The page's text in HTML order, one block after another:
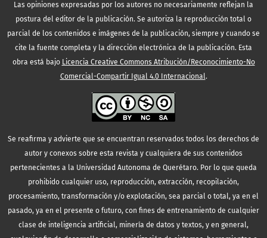
Las opiniones expresadas por los autores no necesariamente reflejan la
postura del editor de la publicación. Se autoriza la reproducción total o
parcial de los contenidos e imágenes de la publicación, siempre y cuando se
cite la fuente completa y la dirección electrónica de la publicación. Esta
obra está bajo Licencia Creative Commons Atribución/Reconocimiento-No
Comercial-Compartir Igual 4.0 Internacional.
Se reafirma y advierte que se encuentran reservados todos los derechos de
autor y conexos sobre esta revista y cualquiera de sus contenidos
pertenecientes a la Universidad Autonoma de Querétaro. Por lo que queda
prohibido cualquier uso, reproducción, extracción, recopilación,
procesamiento, transformación y/o explotación, sea parcial o total, ya en el
pasado, ya en el presente o futuro, con fines de entrenamiento de cualquier
clase de inteligencia artificial, minería de datos y textos, y en general,